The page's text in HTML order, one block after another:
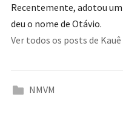
Recentemente, adotou
deu o nome de Otávio.
Ver todos os posts de
NMVM